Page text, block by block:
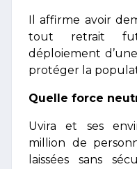
Il affirme avoir
tout retrait
déploiement
protéger la
Quelle force
Uvira et ses
million de
laissées sans